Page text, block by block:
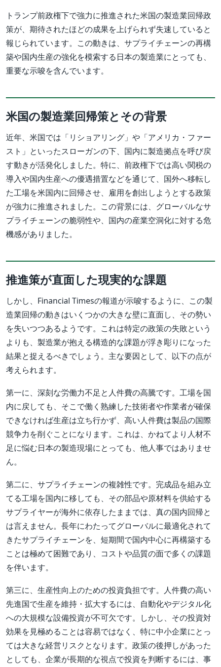
トランプ前政権下で強力に推進された米国の製造業回帰政
策が、期待されたほどの成果を上げられず失速していると
報じられています。この動きは、サプライチェーンの再構
築や国内生産の強化を模索する日本の製造業にとっても、
重要な示唆を含んでいます。
米国の製造業回帰策とその背景
近年、米国では「リショアリング」や「アメリカ・ファー
スト」といったスローガンの下、国内に製造拠点を呼び戻
す動きが活発化しました。特に、前政権下では高い関税の
導入や国内生産への優遇措置などを通じて、国外へ移転し
た工場を米国内に回帰させ、雇用を創出しようとする政策
が強力に推進されました。この背景には、グローバルなサ
プライチェーンの脆弱性や、国内の産業空洞化に対する危
機感がありました。
推進策が直面した現実的な課題
しかし、Financial Timesの報道が示唆するように、この製
造業回帰の動きはいくつかの大きな壁に直面し、その勢い
を失いつつあるようです。これは特定の政策の失敗という
よりも、製造業が抱える構造的な課題が浮き彫りになった
結果と捉えるべきでしょう。主な要因として、以下の点が
考えられます。
第一に、深刻な労働力不足と人件費の高騰です。工場を国
内に戻しても、そこで働く熟練した技術者や作業者が確保
できなければ生産は立ち行かず、高い人件費は製品の国際
競争力を削ぐことになります。これは、かねてより人材不
足に悩む日本の製造現場にとっても、他人事ではありませ
ん。
第二に、サプライチェーンの複雑性です。完成品を組み立
てる工場を国内に移しても、その部品や原材料を供給する
サプライヤーが海外に依存したままでは、真の国内回帰と
は言えません。長年にわたってグローバルに最適化されて
きたサプライチェーンを、短期間で国内中心に再構築する
ことは極めて困難であり、コストや品質の面で多くの課題
を伴います。
第三に、生産性向上のための投資負担です。人件費の高い
先進国で生産を維持・拡大するには、自動化やデジタル化
への大規模な設備投資が不可欠です。しかし、その投資対
効果を見極めることは容易ではなく、特に中小企業にとっ
ては大きな経営リスクとなります。政策の後押しがあった
としても、企業が長期的な視点で投資を判断するには、事